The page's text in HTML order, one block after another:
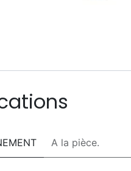
A la pièce.